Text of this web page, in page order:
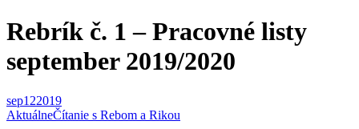
Rebrík č. 1 – Pracovné listy
september 2019/2020
sep122019
AktuálneČítanie s Rebom a Rikou